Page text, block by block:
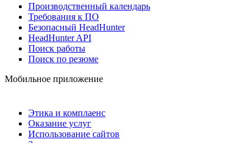
Производственный календарь
Требования к ПО
Безопасный HeadHunter
HeadHunter API
Поиск работы
Поиск по резюме
Мобильное приложение
Этика и комплаенс
Оказание услуг
Использование сайтов